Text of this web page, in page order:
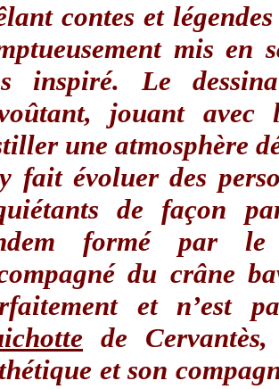
contes et
mis
inspiré. Le
jouant
une atmosphère
fait évoluer des
de façon
formé par le
du crâne
et n’est
de
et son